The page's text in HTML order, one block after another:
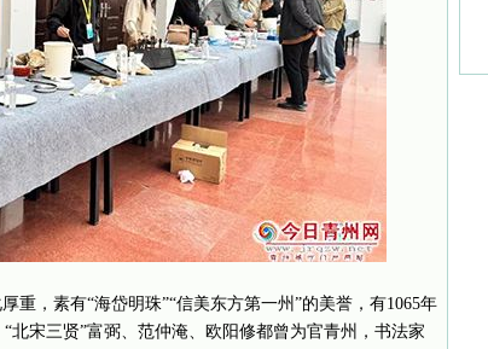
重，素有“海岱明珠”“信美东方第一州”的美誉，有1065年
北宋三贤”富弼、范仲淹、欧阳修都曾为官青州，书法家